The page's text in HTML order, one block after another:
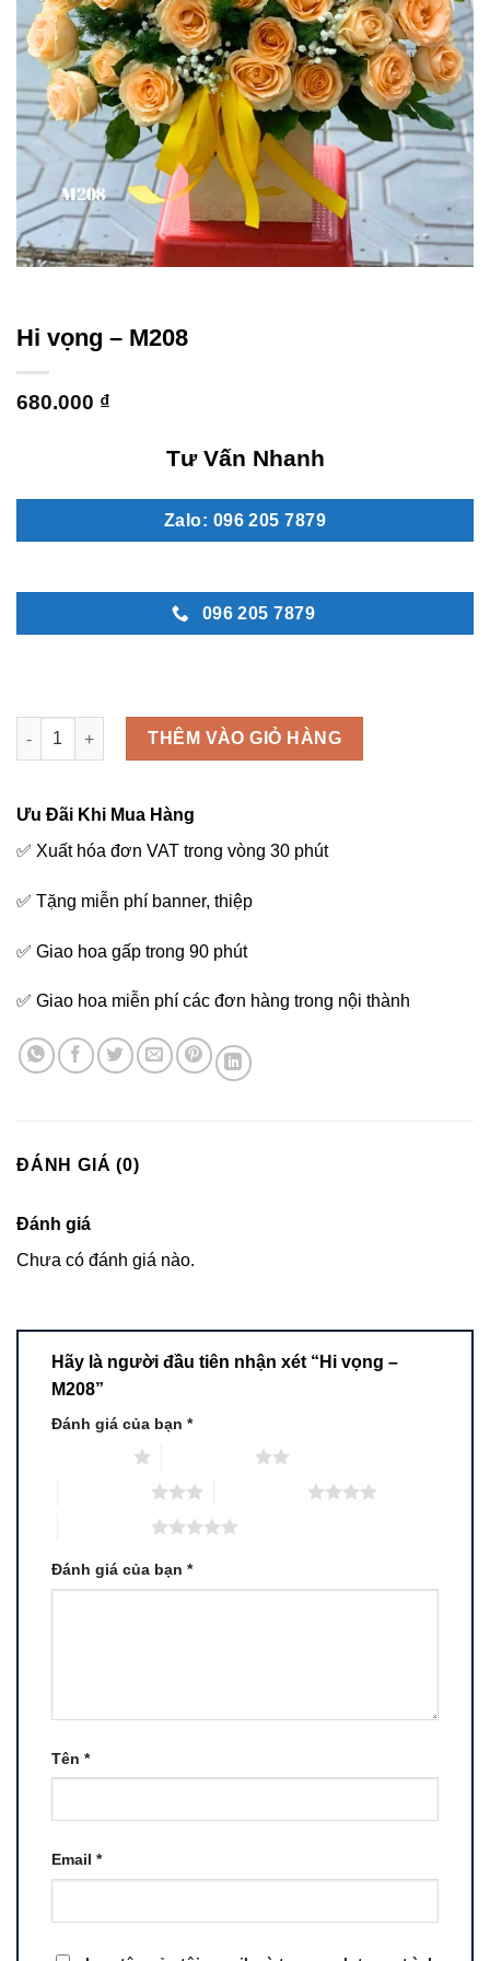
Hi vọng – M208
680.000 ₫
Tư Vấn Nhanh
Zalo: 096 205 7879
096 205 7879
Hi vọng - M208 số lượng
THÊM VÀO GIỎ HÀNG
Ưu Đãi Khi Mua Hàng
✅ Xuất hóa đơn VAT trong vòng 30 phút
✅ Tặng miễn phí banner, thiệp
✅ Giao hoa gấp trong 90 phút
✅ Giao hoa miễn phí các đơn hàng trong nội thành
ĐÁNH GIÁ (0)
Đánh giá
Chưa có đánh giá nào.
Hãy là người đầu tiên nhận xét “Hi vọng –
M208”
Đánh giá của bạn *
Đánh giá của bạn *
Tên *
Email *